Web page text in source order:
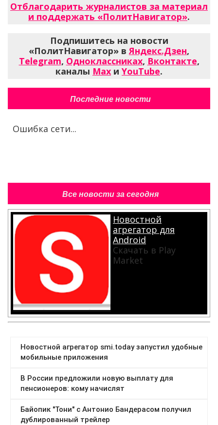
Отблагодарить журналистов за материал
и поддержать «ПолитНавигатор».
Подпишитесь на новости
«ПолитНавигатор» вЯндекс.Дзен,
Telegram, Одноклассниках, Вконтакте,
каналы Max и YouTube.
Последние новости
Ошибка сети...
Все новости за сегодня
Новостной
агрегатор для
Android
Скачать в Play
Market